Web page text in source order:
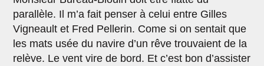
parallèle. Il m’a fait penser à celui entre Gilles
Vigneault et Fred Pellerin. Come si on sentait que
les mats usée du navire d’un rêve trouvaient de la
relève. Le vent vire de bord. Et c’est bon d’assister